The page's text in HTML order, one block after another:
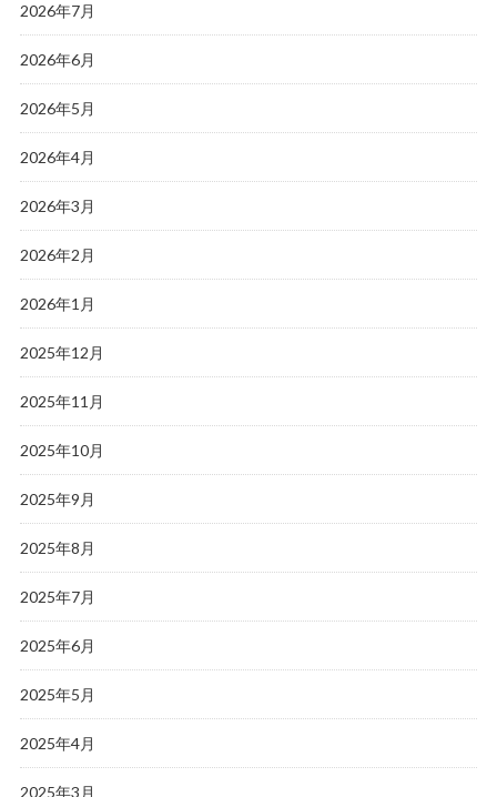
2026年7月
2026年6月
2026年5月
2026年4月
2026年3月
2026年2月
2026年1月
2025年12月
2025年11月
2025年10月
2025年9月
2025年8月
2025年7月
2025年6月
2025年5月
2025年4月
2025年3月